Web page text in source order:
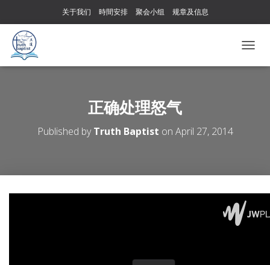
关于我们 時間安排 聚会小组 规章及信息
O
T
O
正确处理怒气
Published byTruth Baptist on April 27, 2014